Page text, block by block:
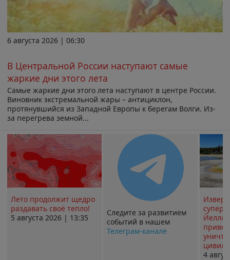
6 августа 2026 | 06:30
В Центральной России наступают самые
жаркие дни этого лета
Самые жаркие дни этого лета наступают в центре России.
Виновник экстремальной жары – антициклон,
протянувшийся из Западной Европы к берегам Волги. Из-
за перегрева земной...
Лето продолжит щедро
раздавать своё тепло!
5 августа 2026 | 13:35
Следите за развитием
событий в нашем
Телеграм-канале
4